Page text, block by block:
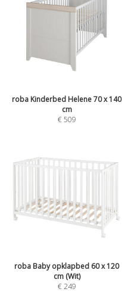
roba Kinderbed Helene 70 x 140
cm
€509
roba Baby opklapbed 60 x 120
cm (Wit)
€249